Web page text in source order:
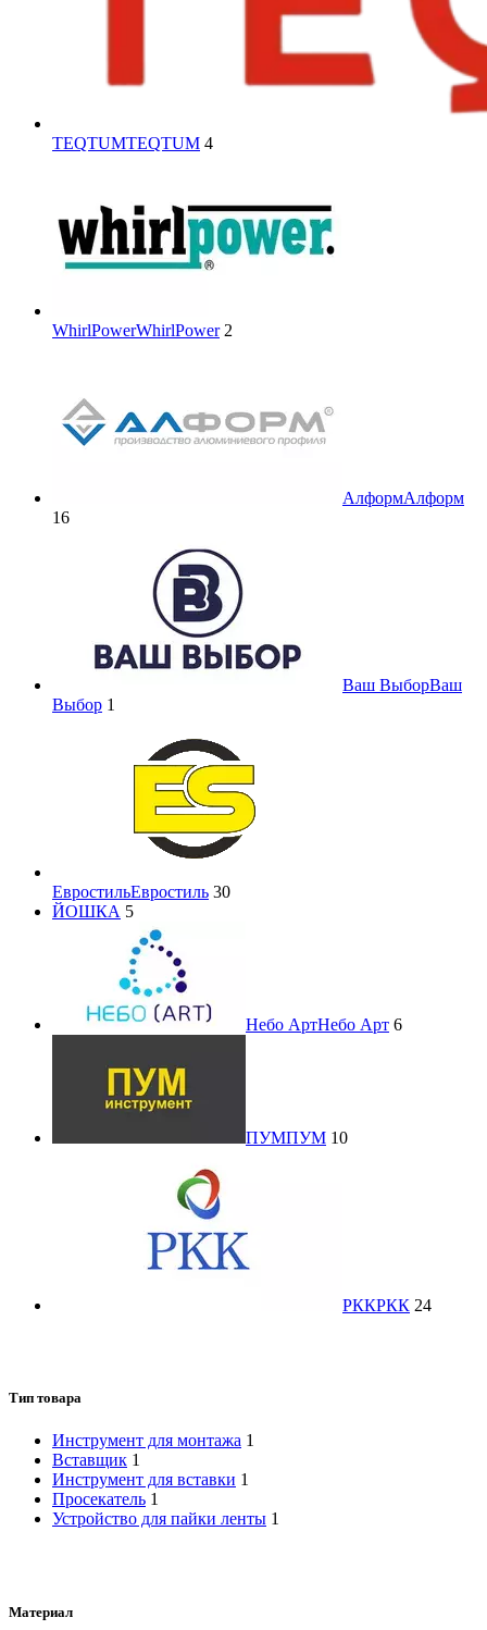
TEQTUMTEQTUM 4
WhirlPowerWhirlPower 2
АлформАлформ
16
Ваш ВыборВаш
Выбор 1
ЕвростильЕвростиль 30
ЙОШКА 5
Небо АртНебо Арт 6
ПУМПУМ 10
РККРКК 24
Тип товара
Инструмент для монтажа 1
Вставщик 1
Инструмент для вставки 1
Просекатель 1
Устройство для пайки ленты 1
Материал